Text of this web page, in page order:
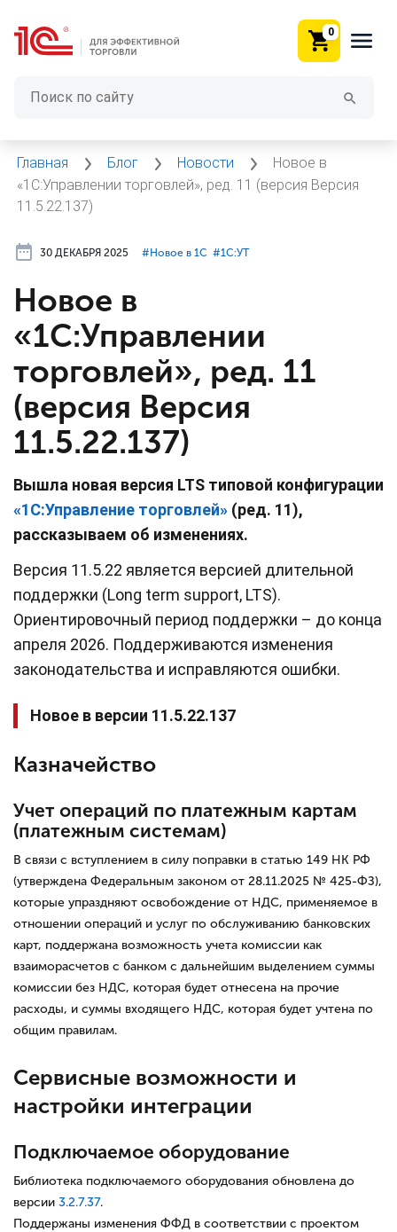
0
Главная Блог Новости
Новое в
«1С:Управлении торговлей», ред. 11 (версия Версия
11.5.22.137)
30 ДЕКАБРЯ 2025 #⁣Новое в 1С #⁣1С:УТ
Новое в
«1С:Управлении
торговлей», ред. 11
(версия Версия
11.5.22.137)
Вышла новая версия LTS типовой конфигурации
«1С:Управление торговлей» (ред. 11),
рассказываем об изменениях.
Версия 11.5.22 является версией длительной
поддержки (Long term support, LTS).
Ориентировочный период поддержки – до конца
апреля 2026. Поддерживаются изменения
законодательства и исправляются ошибки.
Новое в версии 11.5.22.137
Казначейство
Учет операций по платежным картам
(платежным системам)
В связи с вступлением в силу поправки в статью 149 НК РФ
(утверждена Федеральным законом от 28.11.2025 № 425-ФЗ),
которые упраздняют освобождение от НДС, применяемое в
отношении операций и услуг по обслуживанию банковских
карт, поддержана возможность учета комиссии как
взаиморасчетов с банком с дальнейшим выделением суммы
комиссии без НДС, которая будет отнесена на прочие
расходы, и суммы входящего НДС, которая будет учтена по
общим правилам.
Сервисные возможности и
настройки интеграции
Подключаемое оборудование
Библиотека подключаемого оборудования обновлена до
версии 3.2.7.37.
Поддержаны изменения ФФД в соответствии с проектом